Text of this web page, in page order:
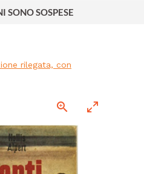
SONO SOSPESE
rilegata, con